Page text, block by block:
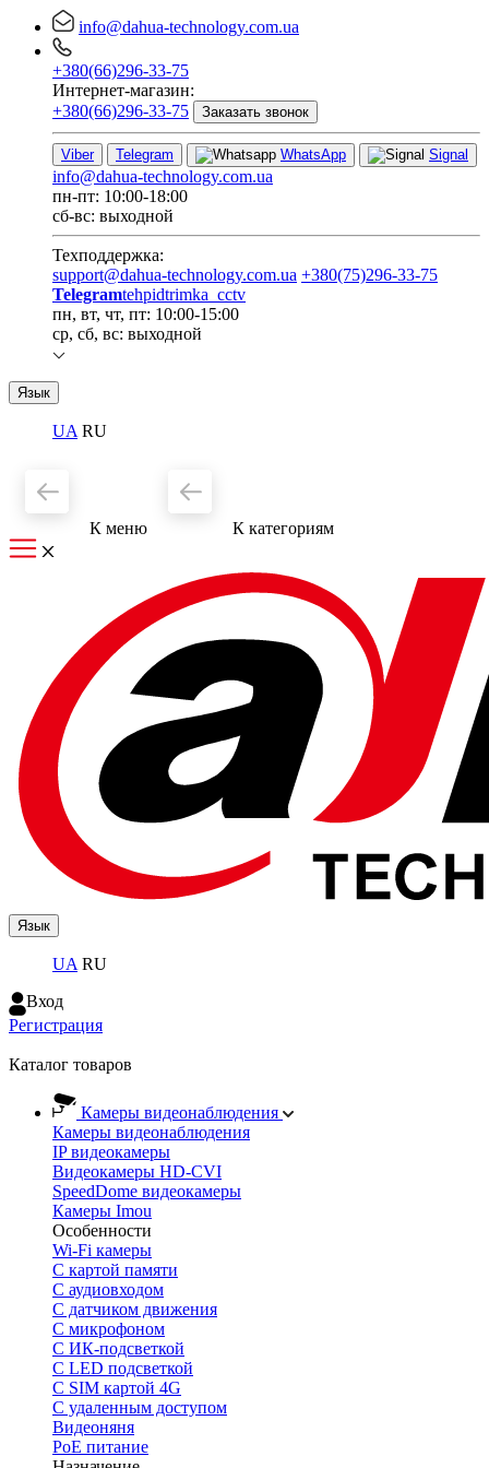
info@dahua-technology.com.ua
+380(66)296-33-75
Интернет-магазин:
+380(66)296-33-75
Заказать звонок
Viber Telegram WhatsApp Signal
info@dahua-technology.com.ua
пн-пт: 10:00-18:00
сб-вс: выходной
Техподдержка:
support@dahua-technology.com.ua +380(75)296-33-75
Telegramtehpidtrimka_cctv
пн, вт, чт, пт: 10:00-15:00
ср, сб, вс: выходной
Язык
UA RU
К меню К категориям
Язык
UA RU
Вход
Регистрация
Каталог товаров
Камеры видеонаблюдения
Камеры видеонаблюдения
IP видеокамеры
Видеокамеры HD-CVI
SpeedDome видеокамеры
Камеры Imou
Особенности
Wi-Fi камеры
С картой памяти
С аудиовходом
С датчиком движения
С микрофоном
С ИК-подсветкой
С LED подсветкой
C SIM картой 4G
C удаленным доступом
Видеоняня
PoE питание